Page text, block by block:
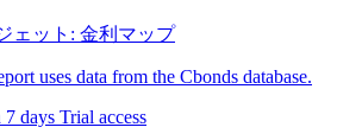
ェット: 金利マップ
uses data from the Cbonds database.
7 days Trial access